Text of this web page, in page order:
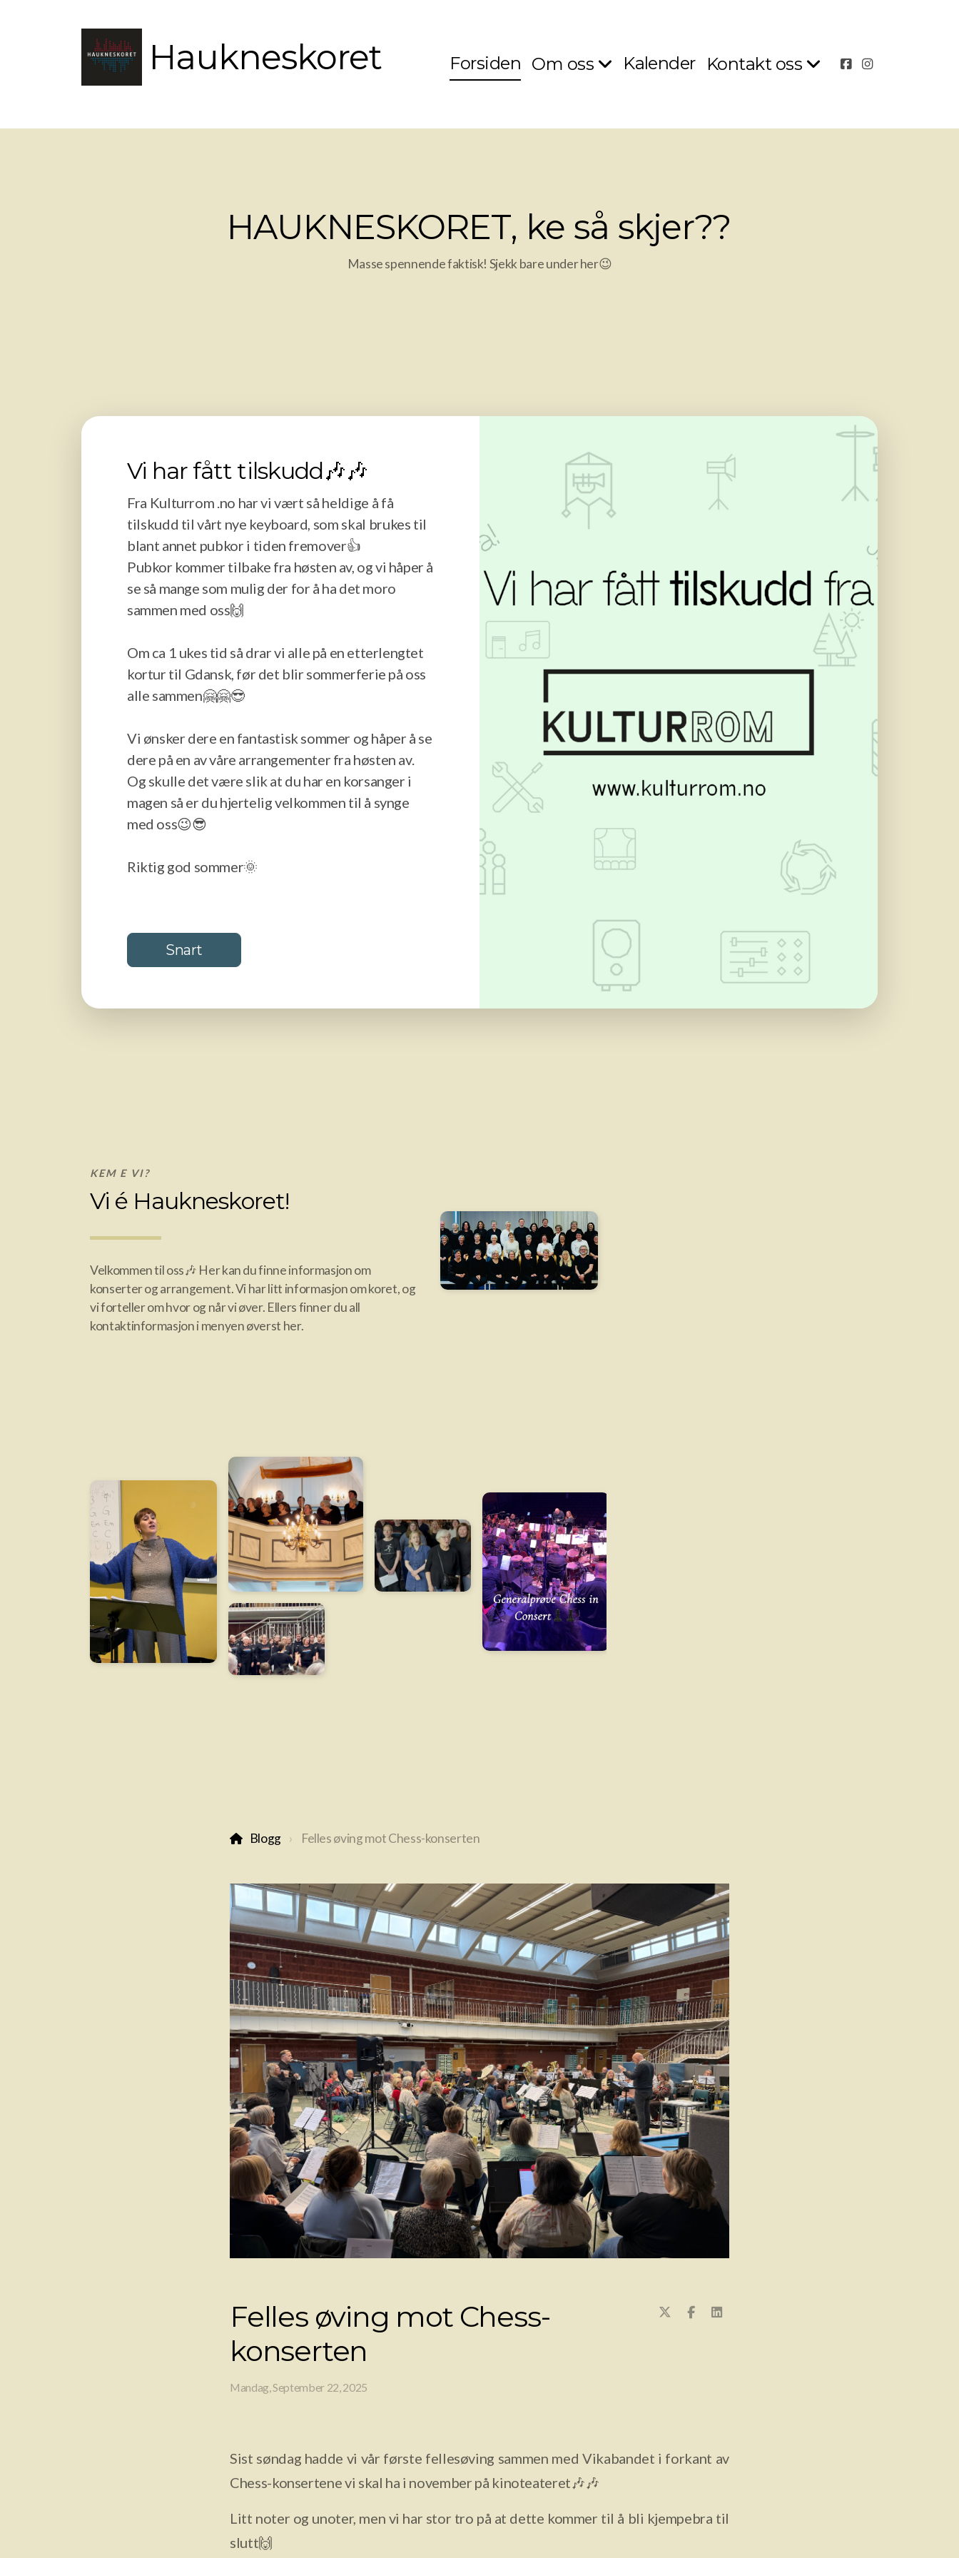
Haukneskoret Forsiden Om oss Kalender Kontakt oss
HAUKNESKORET, ke så skjer??
Masse spennende faktisk! Sjekk bare under her😉
Vi har fått tilskudd🎶🎶
Fra Kulturrom .no har vi vært så heldige å få
tilskudd til vårt nye keyboard, som skal brukes til
blant annet pubkor i tiden fremover👍
Pubkor kommer tilbake fra høsten av, og vi håper å
se så mange som mulig der for å ha det moro
sammen med oss🙌
Om ca 1 ukes tid så drar vi alle på en etterlengtet
kortur til Gdansk, før det blir sommerferie på oss
alle sammen🤗🤗😎
Vi ønsker dere en fantastisk sommer og håper å se
dere på en av våre arrangementer fra høsten av.
Og skulle det være slik at du har en korsanger i
magen så er du hjertelig velkommen til å synge
med oss😉😎
Riktig god sommer🌞
Snart
KEM E VI?
Vi é Haukneskoret!
Velkommen til oss🎶 Her kan du finne informasjon om
konserter og arrangement. Vi har litt informasjon om koret, og
vi forteller om hvor og når vi øver. Ellers finner du all
kontaktinformasjon i menyen øverst her.
Blogg Felles øving mot Chess-konserten
Felles øving mot Chess-
konserten
Mandag, September 22, 2025
Sist søndag hadde vi vår første fellesøving sammen med Vikabandet i forkant av
Chess-konsertene vi skal ha i november på kinoteateret🎶🎶
Litt noter og unoter, men vi har stor tro på at dette kommer til å bli kjempebra til
slutt🙌